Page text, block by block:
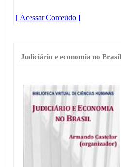
[ Acessar Conteúdo ]
Judiciário e economia no Brasil